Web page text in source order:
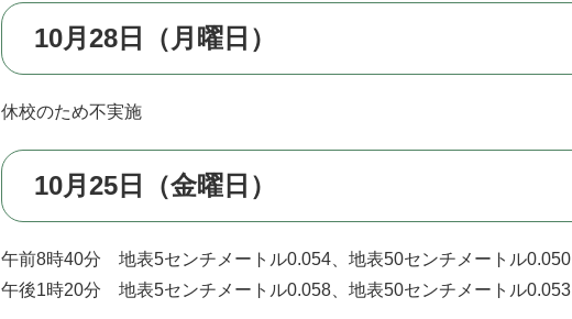
10月28日（月曜日）
休校のため不実施
10月25日（金曜日）
午前8時40分 地表5センチメートル0.054、地表50センチメートル0.050
午後1時20分 地表5センチメートル0.058、地表50センチメートル0.053